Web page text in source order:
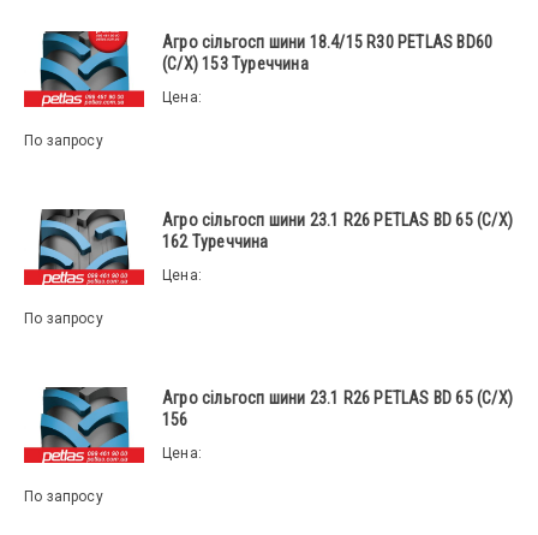
Агро сільгосп шини 18.4/15 R30 PETLAS BD60
(С/Х) 153 Туреччина
Цена:
По запросу
Агро сільгосп шини 23.1 R26 PETLAS BD 65 (С/Х)
162 Туреччина
Цена:
По запросу
Агро сільгосп шини 23.1 R26 PETLAS BD 65 (С/Х)
156
Цена:
По запросу